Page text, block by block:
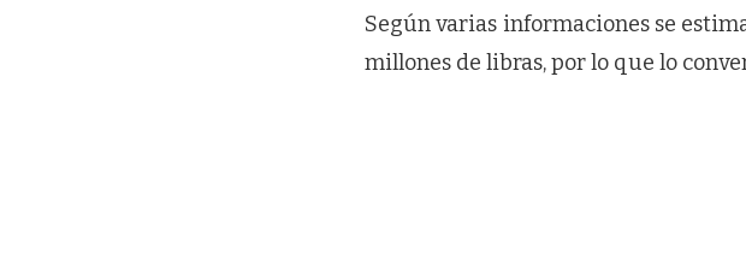
Según varias informaciones se
millones de libras, por lo que lo